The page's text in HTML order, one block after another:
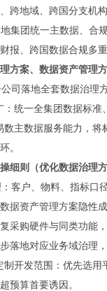
跨地域、跨国分支机
集团统一主数据、合
报、跨国数据合规多重
方案、数据资产管理
司落地全套数据治理
统一全集团数据标
主数据服务能力，
。
细则（优化数据治理
客户、物料、指标口
据资产管理方案隐性
采购硬件与同类功能
落地对应业务域治理
开发范围：优先选
预算首要诱因。